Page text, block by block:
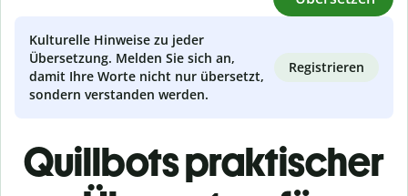
Kulturelle Hinweise zu jeder
Übersetzung. Melden Sie sich an,
damit Ihre Worte nicht nur übersetzt,
sondern verstanden werden.
Registrieren
Quillbots praktischer